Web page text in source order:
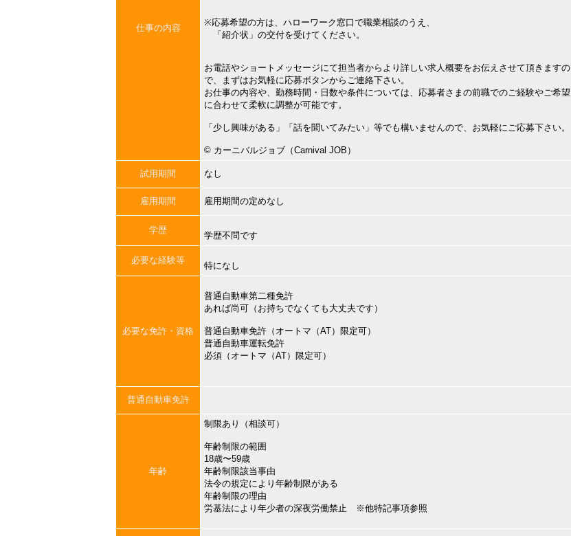
仕事の内容
※応募希望の方は、ハローワーク窓口で職業相談のうえ、
「紹介状」の交付を受けてください。
お電話やショートメッセージにて担当者からより詳しい求人概要をお伝えさせて頂きますの
で、まずはお気軽に応募ボタンからご連絡下さい。
お仕事の内容や、勤務時間・日数や条件については、応募者さまの前職でのご経験やご希望
に合わせて柔軟に調整が可能です。
「少し興味がある」「話を聞いてみたい」等でも構いませんので、お気軽にご応募下さい。
©︎ カーニバルジョブ（Carnival JOB）
試用期間 なし
雇用期間 雇用期間の定めなし
学歴
学歴不問です
必要な経験等
特になし
必要な免許・資格
普通自動車第二種免許
あれば尚可（お持ちでなくても大丈夫です）
普通自動車免許（オートマ（AT）限定可）
普通自動車運転免許
必須（オートマ（AT）限定可）
普通自動車免許
年齢
制限あり（相談可）
年齢制限の範囲
18歳〜59歳
年齢制限該当事由
法令の規定により年齢制限がある
年齢制限の理由
労基法により年少者の深夜労働禁止 ※他特記事項参照